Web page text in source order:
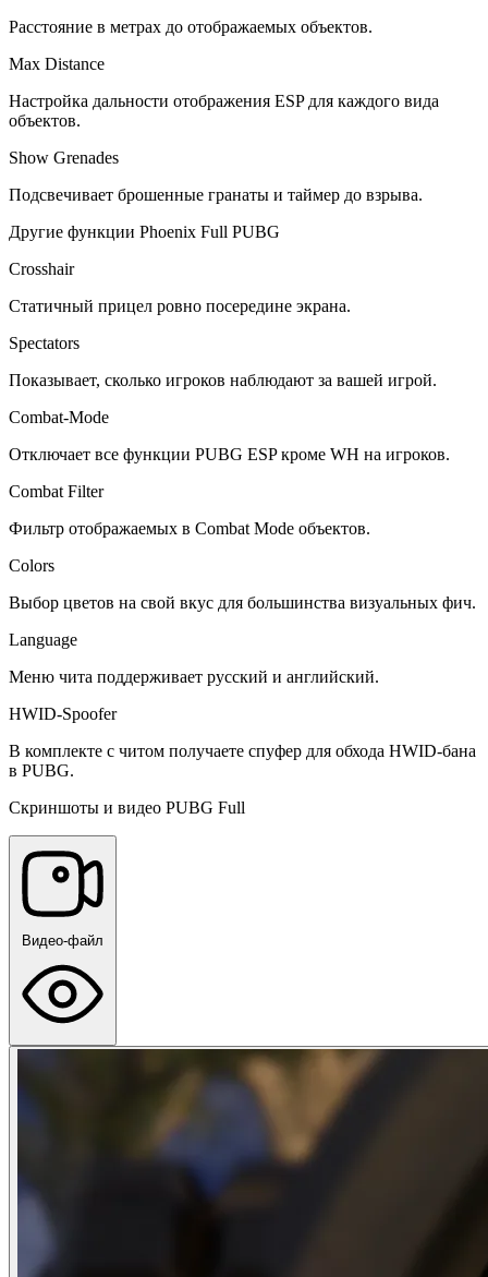
Расстояние в метрах до отображаемых объектов.
Max Distance
Настройка дальности отображения ESP для каждого вида
объектов.
Show Grenades
Подсвечивает брошенные гранаты и таймер до взрыва.
Другие функции Phoenix Full PUBG
Crosshair
Статичный прицел ровно посередине экрана.
Spectators
Показывает, сколько игроков наблюдают за вашей игрой.
Combat-Mode
Отключает все функции PUBG ESP кроме WH на игроков.
Combat Filter
Фильтр отображаемых в Combat Mode объектов.
Colors
Выбор цветов на свой вкус для большинства визуальных фич.
Language
Меню чита поддерживает русский и английский.
HWID-Spoofer
В комплекте с читом получаете спуфер для обхода HWID-бана
в PUBG.
Скриншоты и видео PUBG Full
Видео-файл